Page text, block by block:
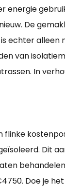
De
echter alleen
van
In
flinke
Dit
Doe je